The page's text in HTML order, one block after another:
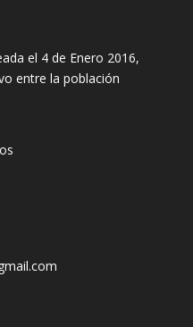
el 4 de Enero 2016,
entre la población